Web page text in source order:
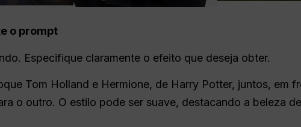
o prompt
Especifique claramente o efeito que deseja obter.
Tom Holland e Hermione, de Harry Potter, juntos, em
o outro. O estilo pode ser suave, destacando a beleza